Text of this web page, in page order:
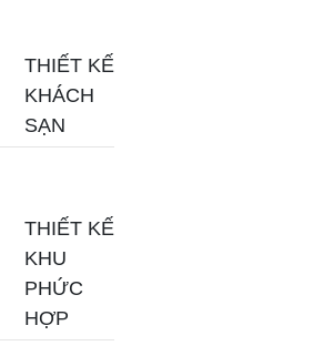
THIẾT KẾ
KHÁCH
SẠN
THIẾT KẾ
KHU
PHỨC
HỢP